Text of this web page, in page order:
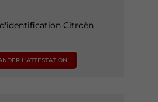
Citroën
L'ATTESTATION